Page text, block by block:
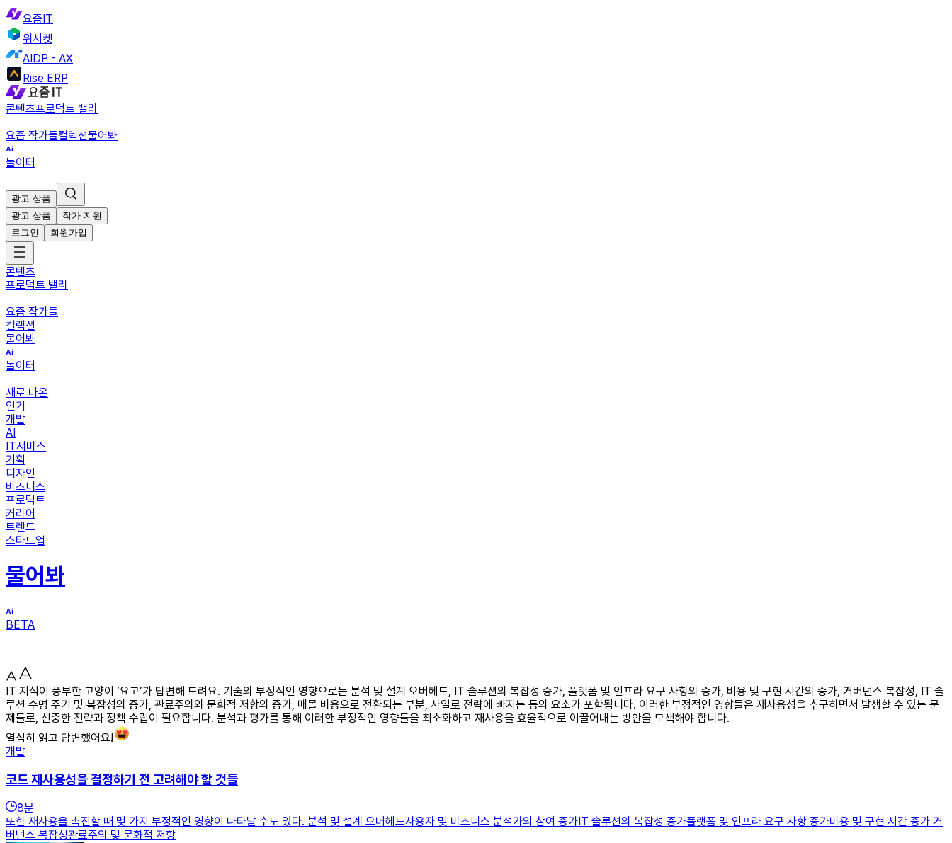
요즘IT
위시켓
AIDP - AX
Rise ERP
콘텐츠프로덕트 밸리
요즘 작가들컬렉션물어봐
놀이터
광고 상품
광고 상품
작가 지원
로그인
회원가입
콘텐츠
프로덕트 밸리
요즘 작가들
컬렉션
물어봐
놀이터
새로 나온
인기
개발
AI
IT서비스
기획
디자인
비즈니스
프로덕트
커리어
트렌드
스타트업
물어봐
BETA
IT 지식이 풍부한 고양이 ‘요고’가 답변해 드려요. 기술의 부정적인 영향으로는 분석 및 설계 오버헤드, IT 솔루션의 복잡성 증가, 플랫폼 및 인프라 요구 사항의 증가, 비용 및 구현 시간의 증가, 거버넌스 복잡성, IT 솔
루션 수명 주기 및 복잡성의 증가, 관료주의와 문화적 저항의 증가, 매몰 비용으로 전환되는 부분, 사일로 전략에 빠지는 등의 요소가 포함됩니다. 이러한 부정적인 영향들은 재사용성을 추구하면서 발생할 수 있는 문
제들로, 신중한 전략과 정책 수립이 필요합니다. 분석과 평가를 통해 이러한 부정적인 영향들을 최소화하고 재사용을 효율적으로 이끌어내는 방안을 모색해야 합니다.
열심히 읽고 답변했어요!
개발
코드 재사용성을 결정하기 전 고려해야 할 것들
8분
또한 재사용을 촉진할 때 몇 가지 부정적인 영향이 나타날 수도 있다. 분석 및 설계 오버헤드사용자 및 비즈니스 분석가의 참여 증가IT 솔루션의 복잡성 증가플랫폼 및 인프라 요구 사항 증가비용 및 구현 시간 증가 거
버넌스 복잡성관료주의 및 문화적 저항